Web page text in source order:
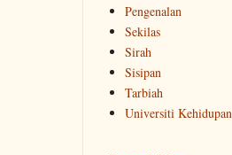
Pengenalan
Sekilas
Sirah
Sisipan
Tarbiah
Universiti Kehidupan